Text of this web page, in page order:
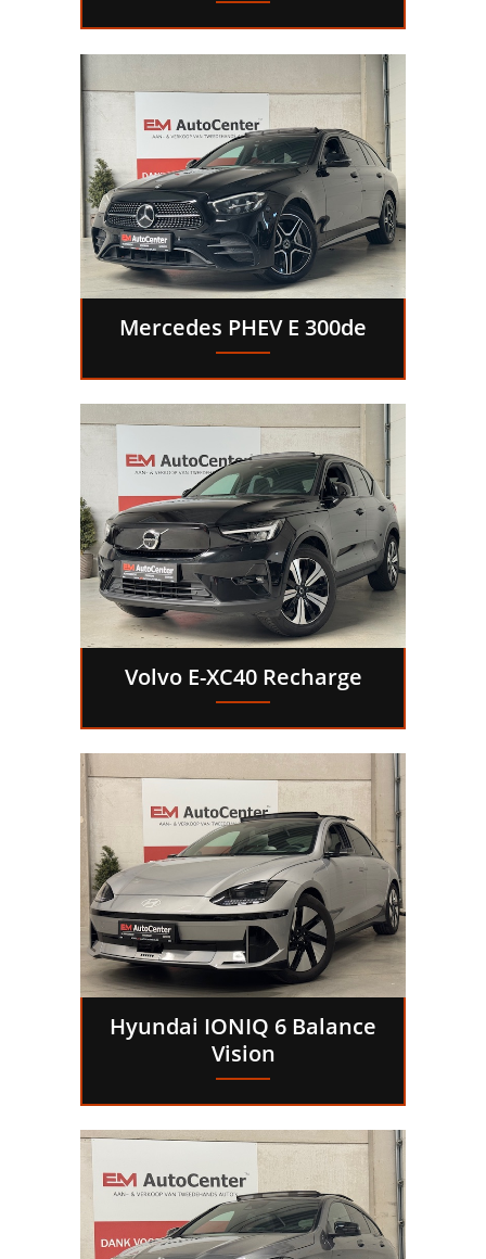
Mercedes PHEV E 300de
Volvo E-XC40 Recharge
Hyundai IONIQ 6 Balance
Vision